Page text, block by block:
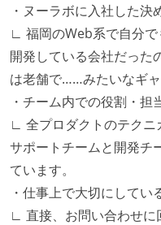
・ヌーラボに入社した決
∟ 福岡のWeb系で自分
開発している会社だった
は老舗で……みたいなギャ
・チーム内での役割・担
∟ 全プロダクトのテクニ
サポートチームと開発チ
ています。
・仕事上で大切にしてい
∟ 直接、お問い合わせに